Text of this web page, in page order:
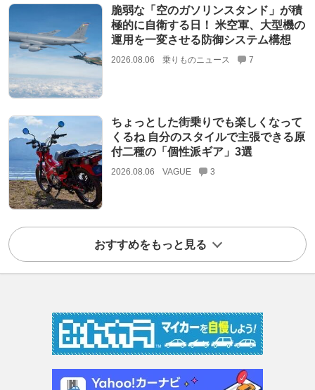
脆弱な「空のガソリンスタンド」が積
極的に自衛する日！ 米空軍、大型機の
運用を一変させる防御システム構想
2026.08.06 乗りものニュース 7
ちょっとした街乗りでも楽しくなって
くるね 自分のスタイルで主張できる原
付二種の「個性派ギア」3選
2026.08.06 VAGUE 3
おすすめをもっと見る